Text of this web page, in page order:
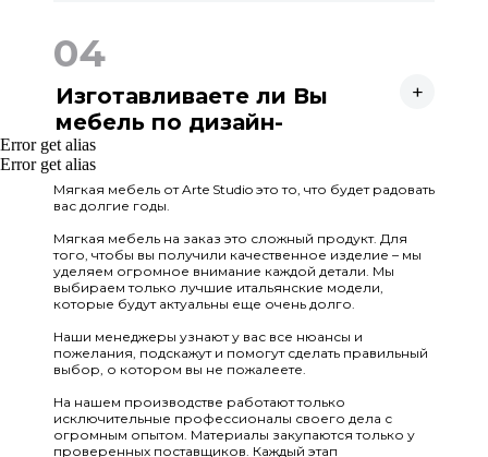
04
Изготавливаете ли Вы
мебель по дизайн-
проекту?
+
Да, конечно! Мы тесно сотрудничаем с
дизайнерами интерьеров и большое
количество заказов делаем именно по дизайн-
проектам. Кроме этого вы можете
дивана например в Pinterest. Мы сможем
изготовить даже по фото!
Error get alias
Error get alias
Мягкая мебель от Arte Studio это то, что будет радовать
вас долгие годы.
Мягкая мебель на заказ это сложный продукт. Для
того, чтобы вы получили качественное изделие – мы
уделяем огромное внимание каждой детали. Мы
выбираем только лучшие итальянские модели,
которые будут актуальны еще очень долго.
Наши менеджеры узнают у вас все нюансы и
пожелания, подскажут и помогут сделать правильный
выбор, о котором вы не пожалеете.
На нашем производстве работают только
исключительные профессионалы своего дела с
огромным опытом. Материалы закупаются только у
проверенных поставщиков. Каждый этап